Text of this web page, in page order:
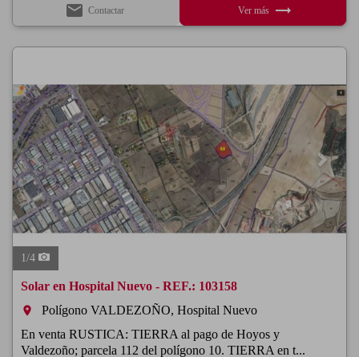
email Contactar Ver más trending_flat
Next
1/4
Solar en Hospital Nuevo - REF.: 103158
room
Polígono VALDEZOÑO, Hospital Nuevo
En venta RUSTICA: TIERRA al pago de Hoyos y
Valdezoño; parcela 112 del polígono 10. TIERRA en t...